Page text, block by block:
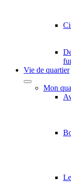
Vie de quartier
Mon